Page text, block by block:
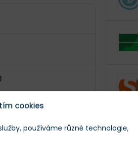
cookies
používáme různé technologie,